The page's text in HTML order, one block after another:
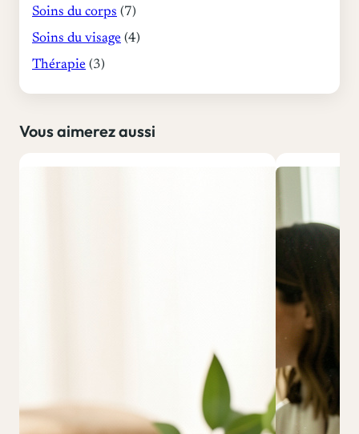
Soins du corps (7)
Soins du visage (4)
Thérapie (3)
Vous aimerez aussi